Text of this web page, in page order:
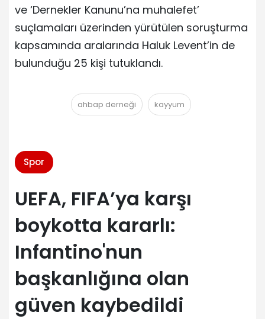
ve ‘Dernekler Kanunu’na muhalefet’
suçlamaları üzerinden yürütülen soruşturma
kapsamında aralarında Haluk Levent’in de
bulunduğu 25 kişi tutuklandı.
ahbap derneği kayyum
Spor
UEFA, FIFA’ya karşı
boykotta kararlı:
Infantino'nun
başkanlığına olan
güven kaybedildi